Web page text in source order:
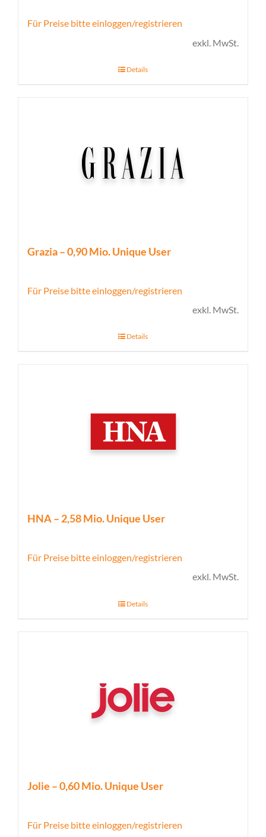
Für Preise bitte einloggen/registrieren
exkl. MwSt.
Details
Grazia – 0,90 Mio. Unique User
Für Preise bitte einloggen/registrieren
exkl. MwSt.
Details
HNA – 2,58 Mio. Unique User
Für Preise bitte einloggen/registrieren
exkl. MwSt.
Details
Jolie – 0,60 Mio. Unique User
Für Preise bitte einloggen/registrieren